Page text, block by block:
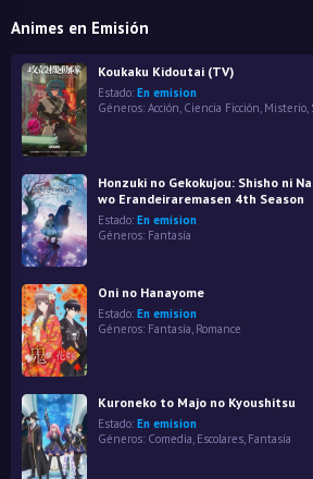
Animes en Emisión
Koukaku Kidoutai (TV)
Estado: En emision
Géneros: Acción, Ciencia Ficción, Misterio,
Honzuki no Gekokujou: Shisho ni
wo Erandeiraremasen 4th Season
Estado: En emision
Géneros: Fantasía
Oni no Hanayome
Estado: En emision
Géneros: Fantasía, Romance
Kuroneko to Majo no Kyoushitsu
Estado: En emision
Géneros: Comedia, Escolares, Fantasía